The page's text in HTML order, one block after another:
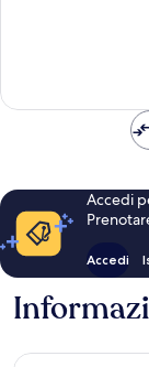
Accedi
Accedi